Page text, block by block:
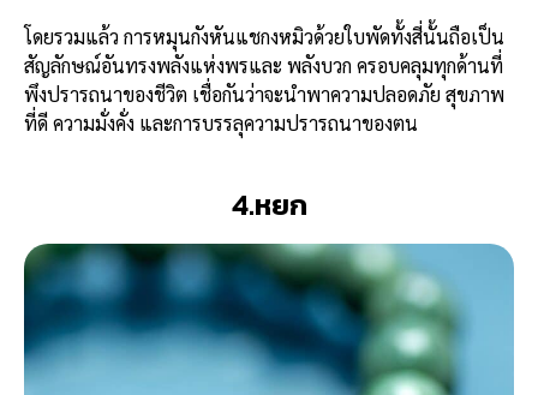
โดยรวมแล้ว การหมุนกังหันแชกงหมิวด้วยใบพัดทั้งสี่นั้นถือเป็น
สัญลักษณ์อันทรงพลังแห่งพรและ พลังบวก ครอบคลุมทุกด้านที่
พึงปรารถนาของชีวิต เชื่อกันว่าจะนำพาความปลอดภัย สุขภาพ
ที่ดี ความมั่งคั่ง และการบรรลุความปรารถนาของตน
4.หยก